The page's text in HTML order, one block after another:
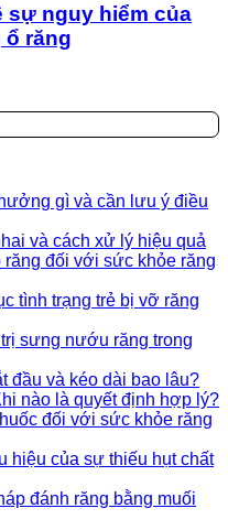
sự nguy hiểm của
răng
gì và cần lưu ý điều
và cách xử lý hiệu quả
đối với sức khỏe răng
tình trạng trẻ bị vỡ răng
sưng nướu răng trong
đầu và kéo dài bao lâu?
nào là quyết định hợp lý?
đối với sức khỏe răng
hiệu của sự thiếu hụt chất
đánh răng bằng muối